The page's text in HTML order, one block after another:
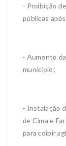
- Proibição
públicas
- Aumento
município;
- Instalação
de Cima e
para coibir